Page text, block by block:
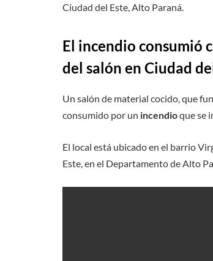
Ciudad del Este, Alto Paraná.
El incendio consumió
del salón en Ciudad
Un salón de material cocido, que
consumido por un incendioque se
El local está ubicado en el barrio
Este, en el Departamento de Alto